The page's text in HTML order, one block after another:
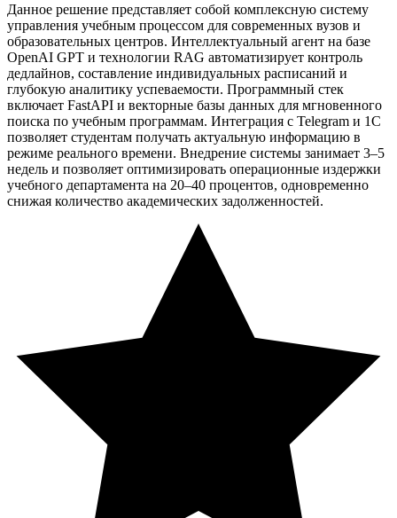
Данное решение представляет собой комплексную систему
управления учебным процессом для современных вузов и
образовательных центров. Интеллектуальный агент на базе
OpenAI GPT и технологии RAG автоматизирует контроль
дедлайнов, составление индивидуальных расписаний и
глубокую аналитику успеваемости. Программный стек
включает FastAPI и векторные базы данных для мгновенного
поиска по учебным программам. Интеграция с Telegram и 1С
позволяет студентам получать актуальную информацию в
режиме реального времени. Внедрение системы занимает 3–5
недель и позволяет оптимизировать операционные издержки
учебного департамента на 20–40 процентов, одновременно
снижая количество академических задолженностей.